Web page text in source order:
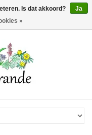
>0 Artikelen - €0,00
Is dat akkoord?
Ja
»